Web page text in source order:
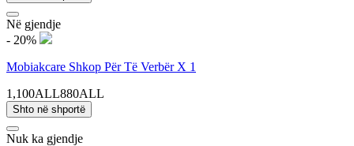
Në gjendje
- 20%
Mobiakcare Shkop Për Të Verbër X 1
1,100ALL880ALL
Shto në shportë
Nuk ka gjendje